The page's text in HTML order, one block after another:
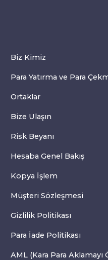
Biz Kimiz
Para Yatırma ve Para
Ortaklar
Bize Ulaşın
Risk Beyanı
Hesaba Genel Bakış
Kopya İşlem
Müşteri Sözleşmesi
Gizlilik Politikası
Para İade Politikası
AML (Kara Para Aklamayı